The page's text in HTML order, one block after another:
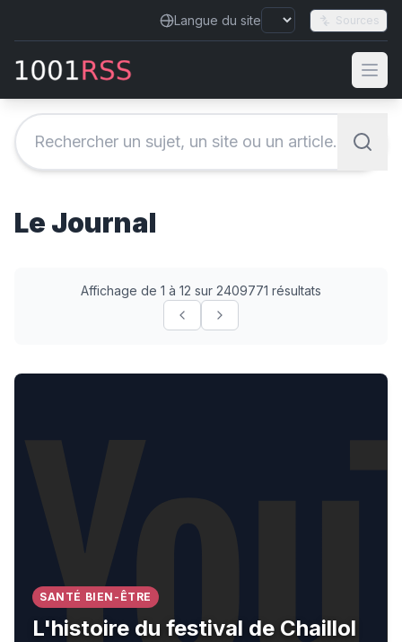
Langue du site Sources
Le Journal
Affichage de 1 à 12 sur 2409771 résultats
L'histoire du festival de Chaillol
SANTÉ BIEN-ÊTRE
L'histoire du festival de Chaillol